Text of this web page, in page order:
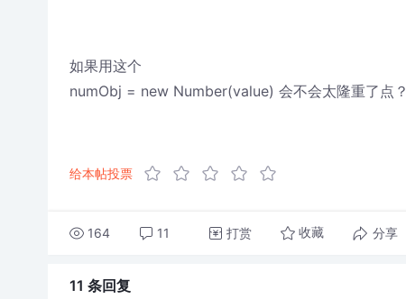
如果用这个
numObj = new Number(value) 会不会太隆重了点？
给本帖投票
164 11 打赏 收藏 分享
11 条回复